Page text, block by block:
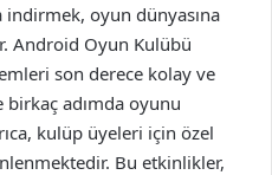
indirmek, oyun dünyasına
Android Oyun Kulübü
son derece kolay ve
birkaç adımda oyunu
kulüp üyeleri için özel
Bu etkinlikler,